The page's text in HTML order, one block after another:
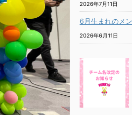
2026年7月11日
6月生まれのメ
2026年6月11日